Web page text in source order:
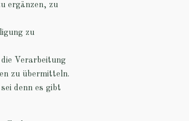
ergänzen, zu
zu
Verarbeitung
zu übermitteln.
denn es gibt